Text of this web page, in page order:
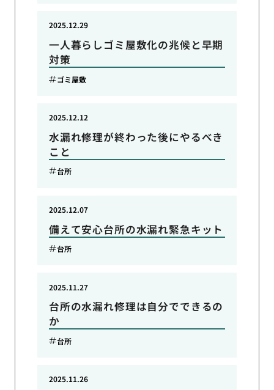
一人暮らしゴミ屋敷化の兆候と早期
対策
2025.12.29
ゴミ屋敷
水漏れ修理が終わった後にやるべき
こと
2025.12.12
台所
備えて安心台所の水漏れ緊急キット
2025.12.07
台所
台所の水漏れ修理は自分でできるの
か
2025.11.27
台所
2025.11.26